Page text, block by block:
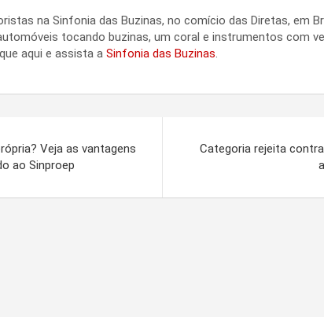
na Sinfonia das Buzinas, no comício das Diretas, em
tocando buzinas, um coral e instrumentos com
aqui e assista a Sinfonia das Buzinas.
Veja as vantagens
ao Sinproep
Categoria rejeita